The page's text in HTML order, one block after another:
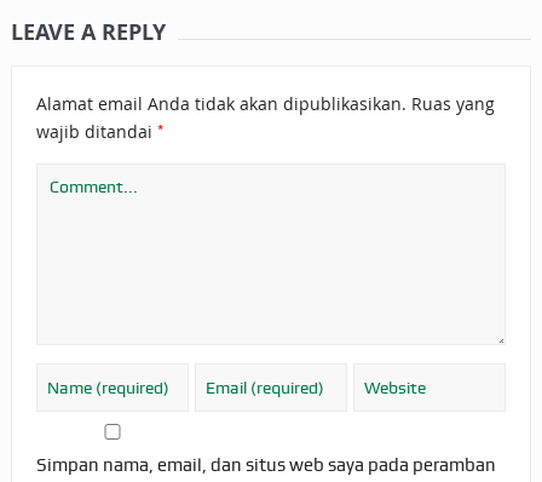
LEAVE A REPLY
Alamat email Anda tidak akan dipublikasikan. Ruas yang
wajib ditandai *
Simpan nama, email, dan situs web saya pada peramban